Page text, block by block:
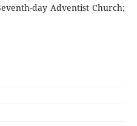
day Adventist Church;